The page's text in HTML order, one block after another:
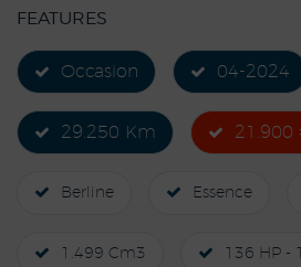
FEATURES
Occasion 04-2024
29.250 Km 21.900
Berline Essence
1.499 Cm3 136 HP -